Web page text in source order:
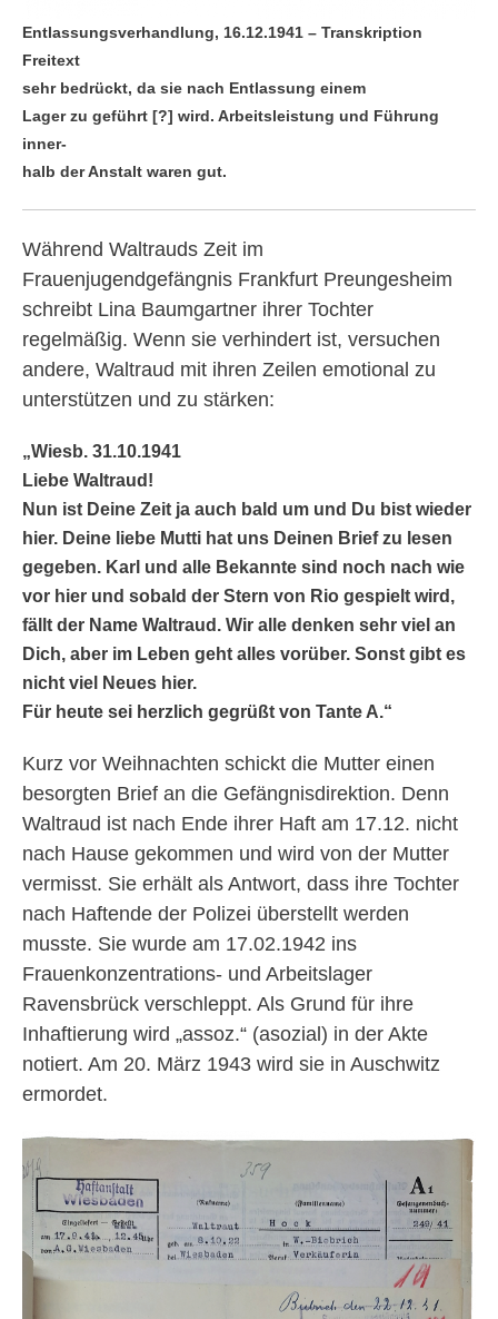
Entlassungsverhandlung, 16.12.1941 – Transkription
Freitext
sehr bedrückt, da sie nach Entlassung einem
Lager zu geführt [?] wird. Arbeitsleistung und Führung
inner-
halb der Anstalt waren gut.
Während Waltrauds Zeit im
Frauenjugendgefängnis Frankfurt Preungesheim
schreibt Lina Baumgartner ihrer Tochter
regelmäßig. Wenn sie verhindert ist, versuchen
andere, Waltraud mit ihren Zeilen emotional zu
unterstützen und zu stärken:
„Wiesb. 31.10.1941
Liebe Waltraud!
Nun ist Deine Zeit ja auch bald um und Du bist wieder
hier. Deine liebe Mutti hat uns Deinen Brief zu lesen
gegeben. Karl und alle Bekannte sind noch nach wie
vor hier und sobald der Stern von Rio gespielt wird,
fällt der Name Waltraud. Wir alle denken sehr viel an
Dich, aber im Leben geht alles vorüber. Sonst gibt es
nicht viel Neues hier.
Für heute sei herzlich gegrüßt von Tante A.“
Kurz vor Weihnachten schickt die Mutter einen
besorgten Brief an die Gefängnisdirektion. Denn
Waltraud ist nach Ende ihrer Haft am 17.12. nicht
nach Hause gekommen und wird von der Mutter
vermisst. Sie erhält als Antwort, dass ihre Tochter
nach Haftende der Polizei überstellt werden
musste. Sie wurde am 17.02.1942 ins
Frauenkonzentrations- und Arbeitslager
Ravensbrück verschleppt. Als Grund für ihre
Inhaftierung wird „assoz.“ (asozial) in der Akte
notiert. Am 20. März 1943 wird sie in Auschwitz
ermordet.